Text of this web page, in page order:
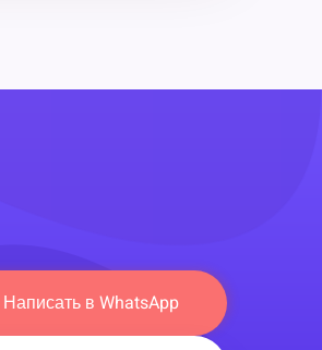
Написать в WhatsApp